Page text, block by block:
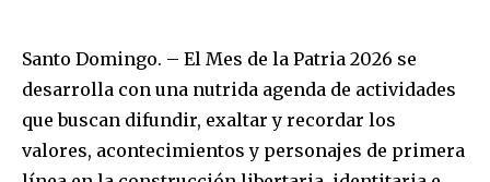
Santo Domingo. – El Mes de la Patria 2026 se
desarrolla con una nutrida agenda de actividades
que buscan difundir, exaltar y recordar los
valores, acontecimientos y personajes de primera